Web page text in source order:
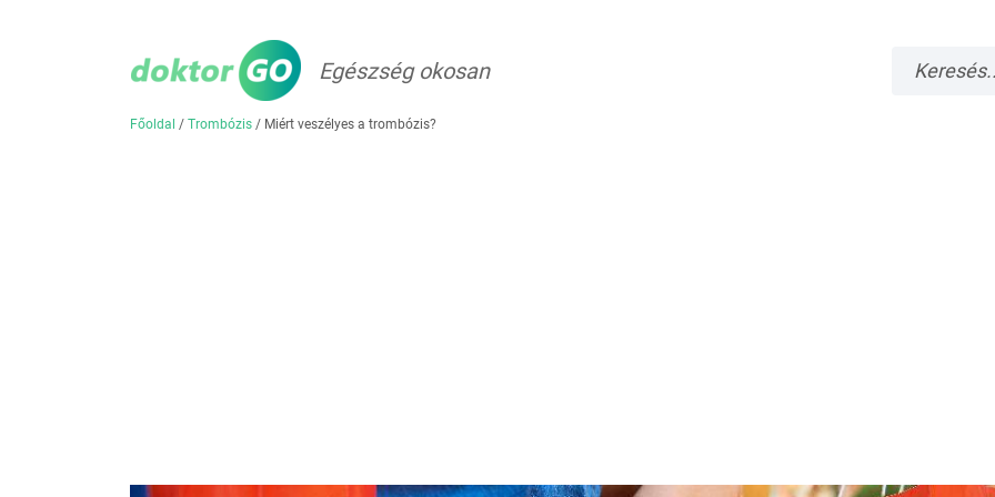
Egészség okosan
Főoldal / Trombózis / Miért veszélyes a trombózis?